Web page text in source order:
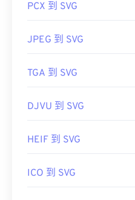
PCX 到 SVG
JPEG 到 SVG
TGA 到 SVG
DJVU 到 SVG
HEIF 到 SVG
ICO 到 SVG